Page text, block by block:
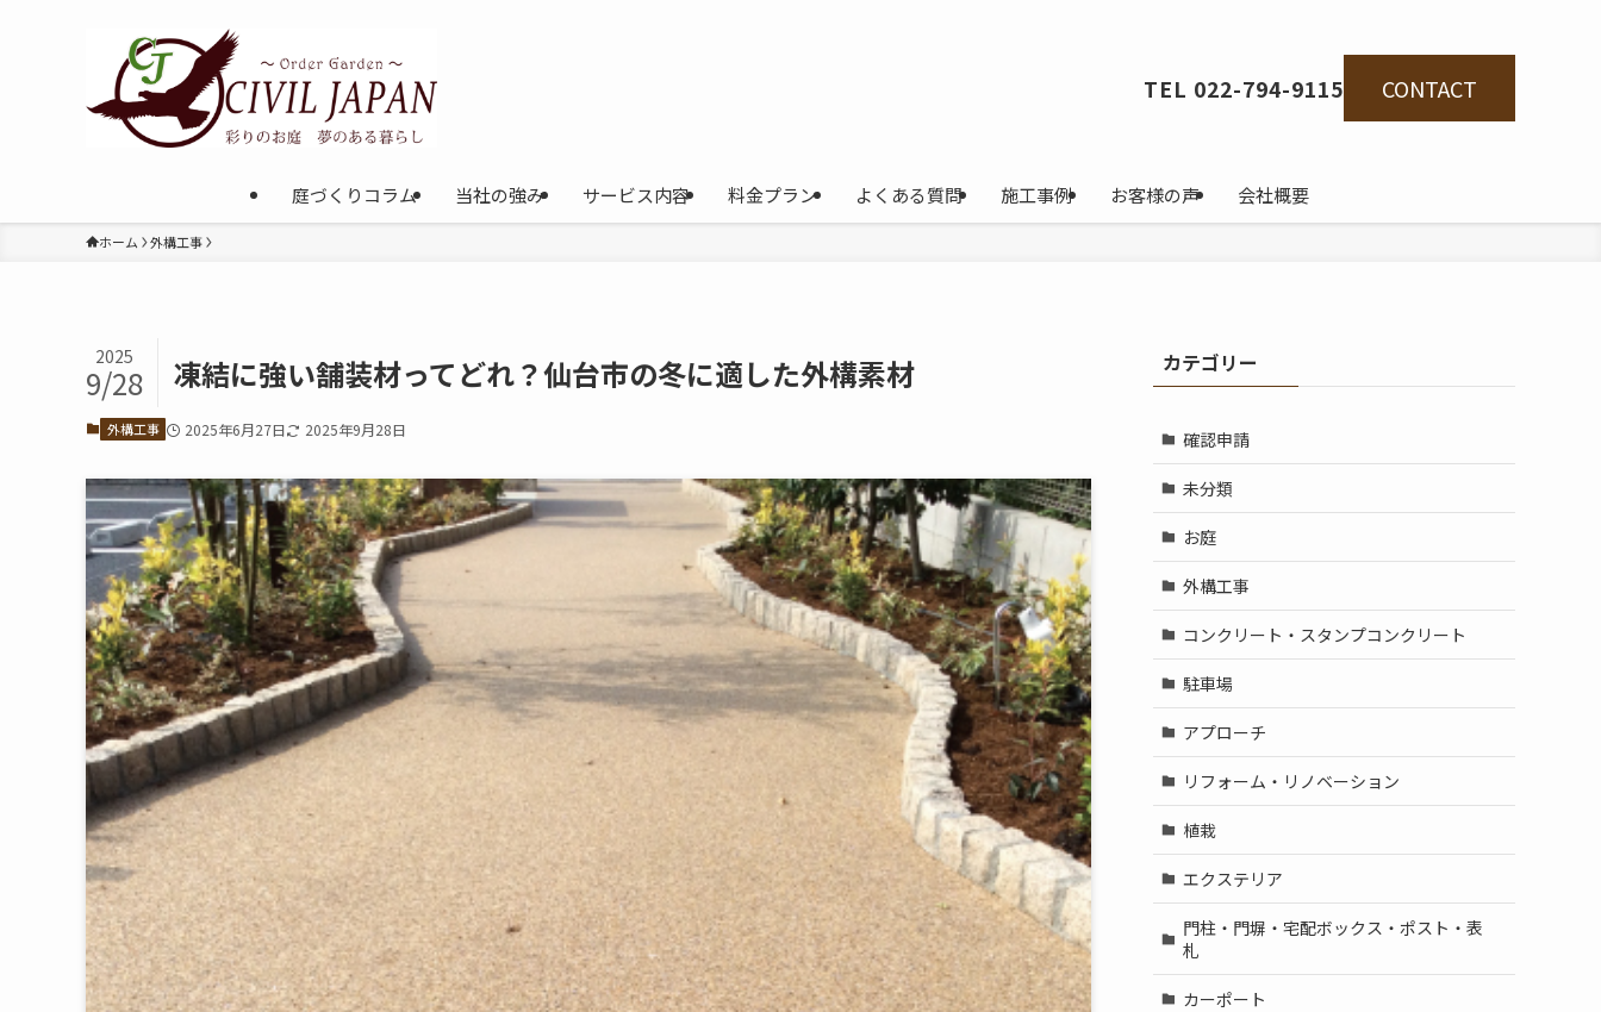
庭づくりコラム 当社の強み サービス内容 料金プラン よくある質問 施工事例 お客様の声 会社概要
TEL 022-794-9115 CONTACT
ホーム 外構工事
凍結に強い舗装材ってどれ？仙台市の冬に適した外構素材
2025
9/28
外構工事 2025年6月27日 2025年9月28日
カテゴリー
確認申請
未分類
お庭
外構工事
コンクリート・スタンプコンクリート
駐車場
アプローチ
リフォーム・リノベーション
植栽
エクステリア
門柱・門塀・宅配ボックス・ポスト・表
札
カーポート